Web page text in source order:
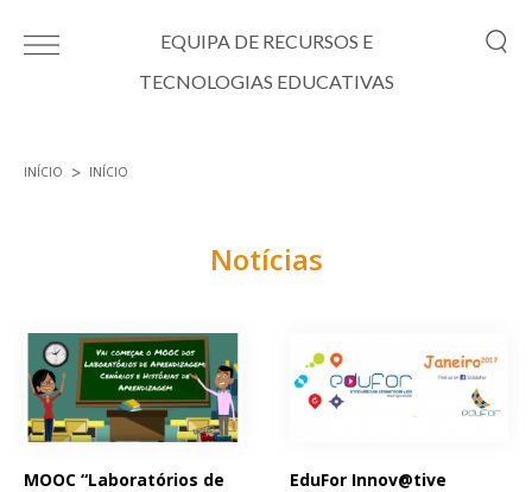
EQUIPA DE RECURSOS E
TECNOLOGIAS EDUCATIVAS
INÍCIO INÍCIO
Notícias
MOOC “Laboratórios de
EduFor Innov@tive
Páginas